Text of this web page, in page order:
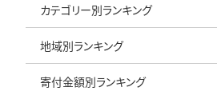
カテゴリー別ランキング
地域別ランキング
寄付金額別ランキング